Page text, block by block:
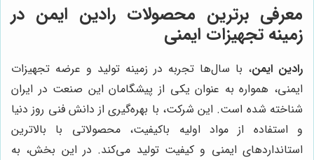
معرفی برترین محصولات رادین ایمن در
زمینه تجهیزات ایمنی
رادین ایمن، با سال‌ها تجربه در زمینه تولید و عرضه تجهیزات
ایمنی، همواره به عنوان یکی از پیشگامان این صنعت در ایران
شناخته شده است. این شرکت، با بهره‌گیری از دانش فنی روز دنیا
و استفاده از مواد اولیه باکیفیت، محصولاتی با بالاترین
استانداردهای ایمنی و کیفیت تولید می‌کند. در این بخش، به